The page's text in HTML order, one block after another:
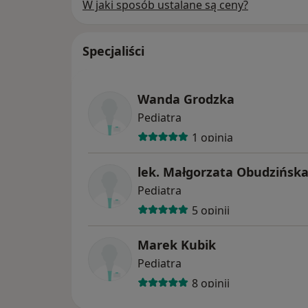
W jaki sposób ustalane są ceny?
Specjaliści
Wanda Grodzka
Pediatra
1 opinia
lek. Małgorzata Obudzińska
Pediatra
5 opinii
Marek Kubik
Pediatra
8 opinii